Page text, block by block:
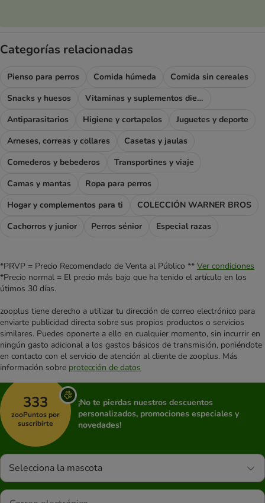
Categorías relacionadas
Pienso para perros Comida húmeda
Comida sin cereales
Snacks y huesos
Vitaminas y suplementos dietéticos
Antiparasitarios
Higiene y cortapelos
Juguetes y deporte
Arneses, correas y collares
Casetas y jaulas
Comederos y bebederos
Transportines y viaje
Camas y mantas
Ropa para perros
Hogar y complementos para ti
COLECCIÓN WARNER BROS
Cachorros y junior
Perros sénior Especial razas
*PRVP = Precio Recomendado de Venta al Público ** Ver condiciones
*Precio normal = El precio más bajo que ha tenido el artículo en los
útimos 30 días.
zooplus tiene derecho a utilizar tu dirección de correo electrónico para
enviarte publicidad directa sobre sus propios productos o servicios
similares. Puedes oponerte a ello en cualquier momento, sin incurrir en
ningún gasto adicional a los gastos básicos de transmisión, poniéndote
en contacto con el servicio de atención al cliente de zooplus. Más
información sobre protección de datos
333
zooPuntos por
suscribirte
¡No te pierdas nuestros descuentos
personalizados, promociones especiales y
novedades!
Selecciona la mascota